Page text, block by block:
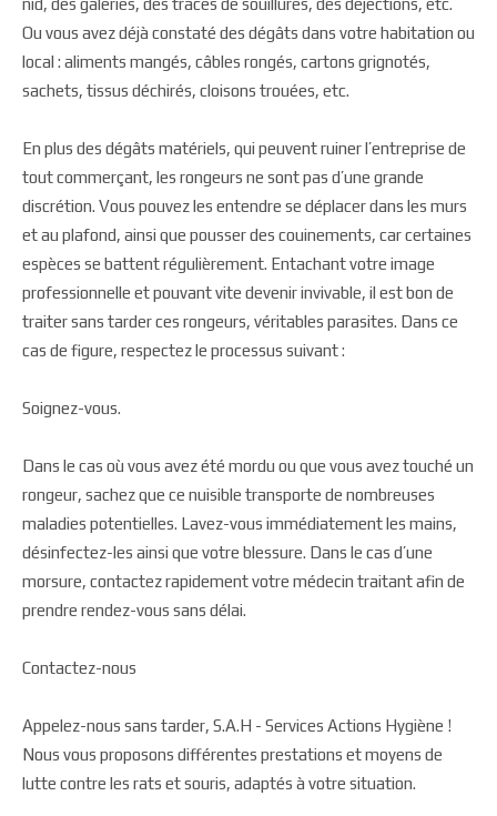
nid, des galeries, des traces de souillures, des déjections, etc.
Ou vous avez déjà constaté des dégâts dans votre habitation ou
local : aliments mangés, câbles rongés, cartons grignotés,
sachets, tissus déchirés, cloisons trouées, etc.
En plus des dégâts matériels, qui peuvent ruiner l’entreprise de
tout commerçant, les rongeurs ne sont pas d’une grande
discrétion. Vous pouvez les entendre se déplacer dans les murs
et au plafond, ainsi que pousser des couinements, car certaines
espèces se battent régulièrement. Entachant votre image
professionnelle et pouvant vite devenir invivable, il est bon de
traiter sans tarder ces rongeurs, véritables parasites. Dans ce
cas de figure, respectez le processus suivant :
Soignez-vous.
Dans le cas où vous avez été mordu ou que vous avez touché un
rongeur, sachez que ce nuisible transporte de nombreuses
maladies potentielles. Lavez-vous immédiatement les mains,
désinfectez-les ainsi que votre blessure. Dans le cas d’une
morsure, contactez rapidement votre médecin traitant afin de
prendre rendez-vous sans délai.
Contactez-nous
Appelez-nous sans tarder, S.A.H - Services Actions Hygiène !
Nous vous proposons différentes prestations et moyens de
lutte contre les rats et souris, adaptés à votre situation.